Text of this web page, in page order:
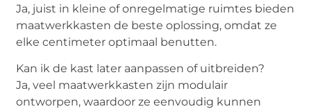
Ja, juist in kleine of onregelmatige ruimtes bieden
maatwerkkasten de beste oplossing, omdat ze
elke centimeter optimaal benutten.
Kan ik de kast later aanpassen of uitbreiden?
Ja, veel maatwerkkasten zijn modulair
ontworpen, waardoor ze eenvoudig kunnen